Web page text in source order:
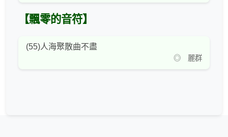
【飄零的音符】
(55)人海聚散曲不盡
◎ 麗群